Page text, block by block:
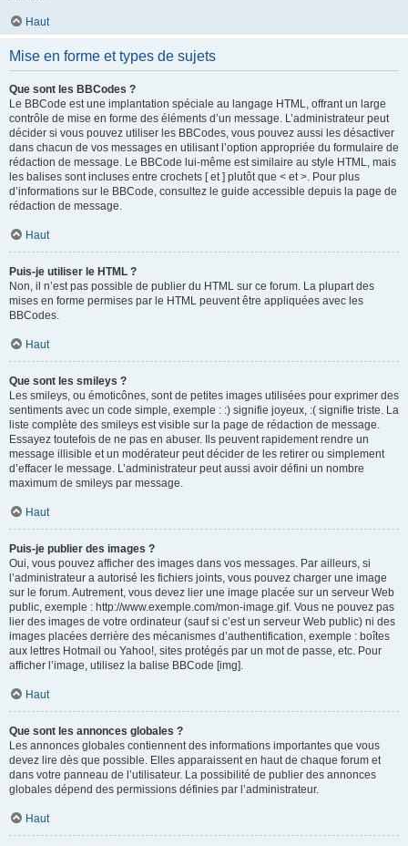
Haut
Mise en forme et types de sujets
Que sont les BBCodes ?
Le BBCode est une implantation spéciale au langage HTML, offrant un large
contrôle de mise en forme des éléments d’un message. L’administrateur peut
décider si vous pouvez utiliser les BBCodes, vous pouvez aussi les désactiver
dans chacun de vos messages en utilisant l’option appropriée du formulaire de
rédaction de message. Le BBCode lui-même est similaire au style HTML, mais
les balises sont incluses entre crochets [ et ] plutôt que < et >. Pour plus
d’informations sur le BBCode, consultez le guide accessible depuis la page de
rédaction de message.
Haut
Puis-je utiliser le HTML ?
Non, il n’est pas possible de publier du HTML sur ce forum. La plupart des
mises en forme permises par le HTML peuvent être appliquées avec les
BBCodes.
Haut
Que sont les smileys ?
Les smileys, ou émoticônes, sont de petites images utilisées pour exprimer des
sentiments avec un code simple, exemple : :) signifie joyeux, :( signifie triste. La
liste complète des smileys est visible sur la page de rédaction de message.
Essayez toutefois de ne pas en abuser. Ils peuvent rapidement rendre un
message illisible et un modérateur peut décider de les retirer ou simplement
d’effacer le message. L’administrateur peut aussi avoir défini un nombre
maximum de smileys par message.
Haut
Puis-je publier des images ?
Oui, vous pouvez afficher des images dans vos messages. Par ailleurs, si
l’administrateur a autorisé les fichiers joints, vous pouvez charger une image
sur le forum. Autrement, vous devez lier une image placée sur un serveur Web
public, exemple : http://www.exemple.com/mon-image.gif. Vous ne pouvez pas
lier des images de votre ordinateur (sauf si c’est un serveur Web public) ni des
images placées derrière des mécanismes d’authentification, exemple : boîtes
aux lettres Hotmail ou Yahoo!, sites protégés par un mot de passe, etc. Pour
afficher l’image, utilisez la balise BBCode [img].
Haut
Que sont les annonces globales ?
Les annonces globales contiennent des informations importantes que vous
devez lire dès que possible. Elles apparaissent en haut de chaque forum et
dans votre panneau de l’utilisateur. La possibilité de publier des annonces
globales dépend des permissions définies par l’administrateur.
Haut